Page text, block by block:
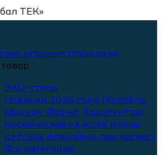
ТЕК»
игровые площадки
ЭКО-стиль
Новинки 2026 года (Корабль,
Модерн, Фауна, Архитектор)
Космическая одиссея (серия
детских площадок про космос)
Все категории